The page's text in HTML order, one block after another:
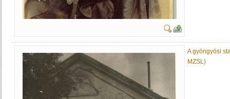
A gyöngyösi
MZSL)